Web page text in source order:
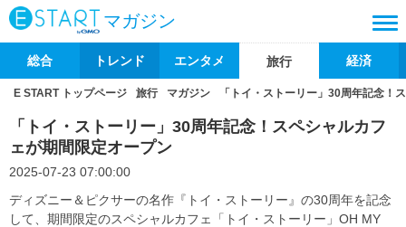
マガジン
総合 トレンド エンタメ 旅行 経済
E START トップページ 旅行 マガジン 「トイ・ストーリー」30周年記念！
「トイ・ストーリー」30周年記念！スペシャルカフ
ェが期間限定オープン
2025-07-23 07:00:00
ディズニー＆ピクサーの名作『トイ・ストーリー』の30周年を記念
して、期間限定のスペシャルカフェ「トイ・ストーリー」OH MY